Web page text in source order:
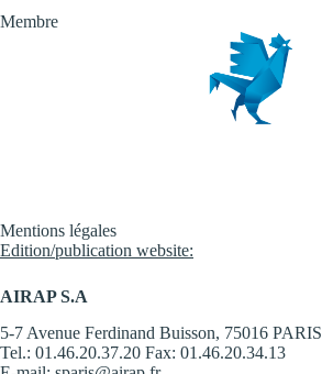
Membre
Mentions légales
Edition/publication website:
AIRAP S.A
5-7 Avenue Ferdinand Buisson, 75016 PARIS
Tel.: 01.46.20.37.20 Fax: 01.46.20.34.13